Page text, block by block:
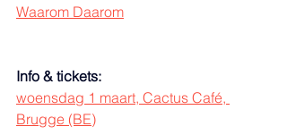
Waarom Daarom
Info & tickets:
woensdag 1 maart, Cactus Café,
Brugge (BE)